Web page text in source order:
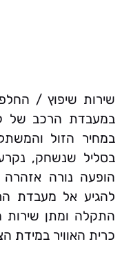
שירות שיפוץ /
במעבדת הרכב של
במחיר הזול
בסליל שנשחק,
הופעה נורה אזהרה
להגיע אל מעבדת
התקלה ומתן שירות
כרית האוויר במידת